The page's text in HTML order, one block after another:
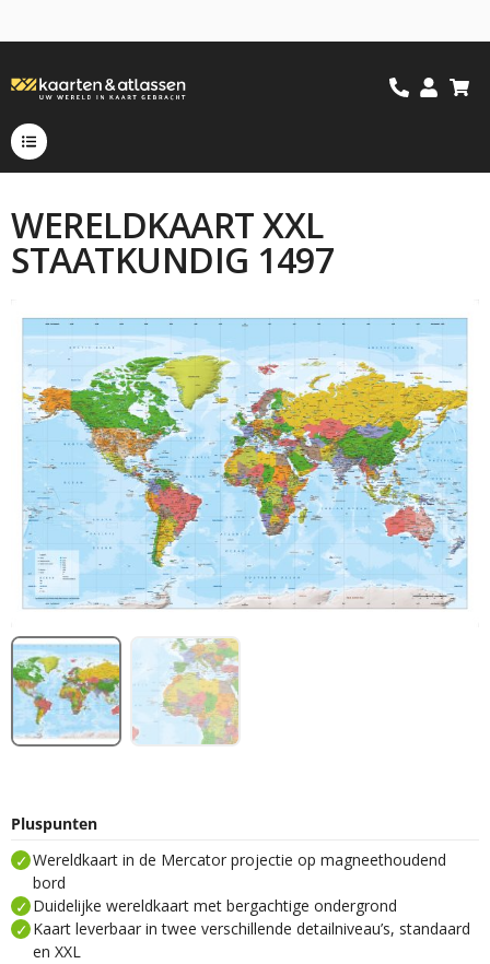
WERELDKAART XXL
STAATKUNDIG 1497
Pluspunten
Wereldkaart in de Mercator projectie op magneethoudend
bord
Duidelijke wereldkaart met bergachtige ondergrond
Kaart leverbaar in twee verschillende detailniveau’s, standaard
en XXL